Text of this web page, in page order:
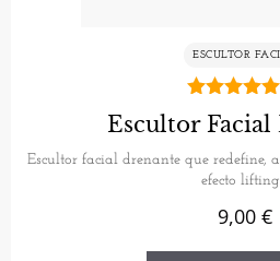
ESCULTOR
5.00
de 5
Escultor Facial
Escultor facial drenante que redefine,
efecto
9,00 €